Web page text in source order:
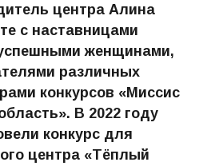
центра Алина
с наставницами
женщинами,
различных
конкурсов «Миссис
В 2022 году
конкурс для
центра «Тёплый